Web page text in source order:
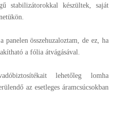
stabilizátorokkal készültek, saját
panelen összehuzaloztam, de ez, ha
a fólia átvágásával.
lehetőleg lomha
az esetleges áramcsúcsokban